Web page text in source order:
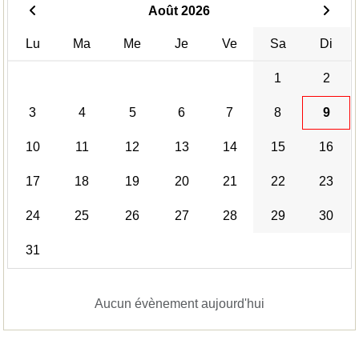
Août 2026
Lu Ma Me Je Ve Sa Di
1 2
3 4 5 6 7 8 9
10 11 12 13 14 15 16
17 18 19 20 21 22 23
24 25 26 27 28 29 30
31
Aucun évènement aujourd'hui